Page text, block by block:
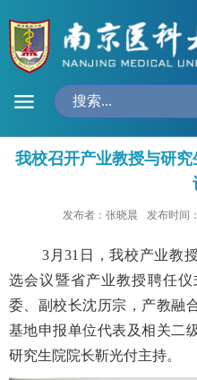
我校召开产业教授与研
发布者：张晓晨 发布时间
3 月31 日，我校产业教
选会议暨省产业教授聘任仪
委、副校长沈历宗，产教融
基地申报单位代表及相关二
研究生院院长靳光付主持。